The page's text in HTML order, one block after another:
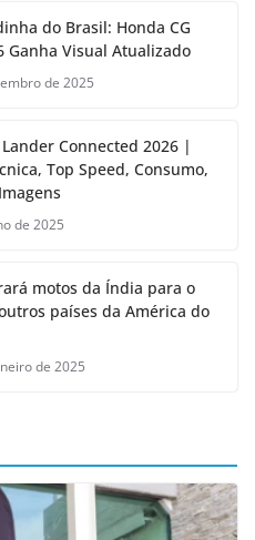
do Brasil: Honda CG
Ganha Visual Atualizado
de 2025
Connected 2026 |
Top Speed, Consumo,
de 2025
motos da Índia para o
países da América do
de 2025